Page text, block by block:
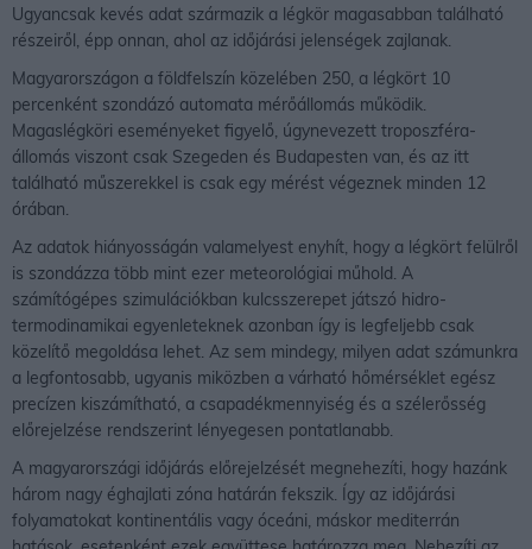
Ugyancsak kevés adat származik a légkör magasabban található
részeiről, épp onnan, ahol az időjárási jelenségek zajlanak.
Magyarországon a földfelszín közelében 250, a légkört 10
percenként szondázó automata mérőállomás működik.
Magaslégköri eseményeket figyelő, úgynevezett troposzféra-
állomás viszont csak Szegeden és Budapesten van, és az itt
található műszerekkel is csak egy mérést végeznek minden 12
órában.
Az adatok hiányosságán valamelyest enyhít, hogy a légkört felülről
is szondázza több mint ezer meteorológiai műhold. A
számítógépes szimulációkban kulcsszerepet játszó hidro-
termodinamikai egyenleteknek azonban így is legfeljebb csak
közelítő megoldása lehet. Az sem mindegy, milyen adat számunkra
a legfontosabb, ugyanis miközben a várható hőmérséklet egész
precízen kiszámítható, a csapadékmennyiség és a szélerősség
előrejelzése rendszerint lényegesen pontatlanabb.
A magyarországi időjárás előrejelzését megnehezíti, hogy hazánk
három nagy éghajlati zóna határán fekszik. Így az időjárási
folyamatokat kontinentális vagy óceáni, máskor mediterrán